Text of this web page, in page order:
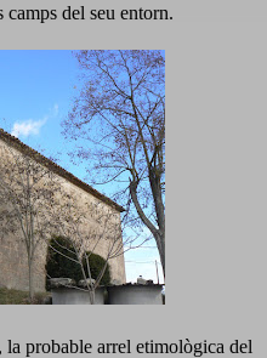
camps del seu entorn.
probable arrel etimològica del